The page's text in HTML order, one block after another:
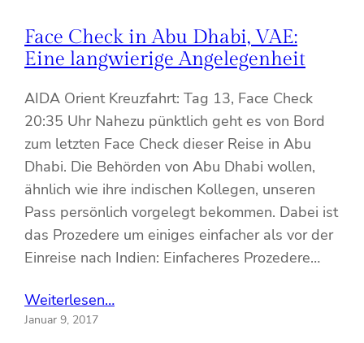
Face Check in Abu Dhabi, VAE:
Eine langwierige Angelegenheit
AIDA Orient Kreuzfahrt: Tag 13, Face Check
20:35 Uhr Nahezu pünktlich geht es von Bord
zum letzten Face Check dieser Reise in Abu
Dhabi. Die Behörden von Abu Dhabi wollen,
ähnlich wie ihre indischen Kollegen, unseren
Pass persönlich vorgelegt bekommen. Dabei ist
das Prozedere um einiges einfacher als vor der
Einreise nach Indien: Einfacheres Prozedere…
Weiterlesen…
Januar 9, 2017